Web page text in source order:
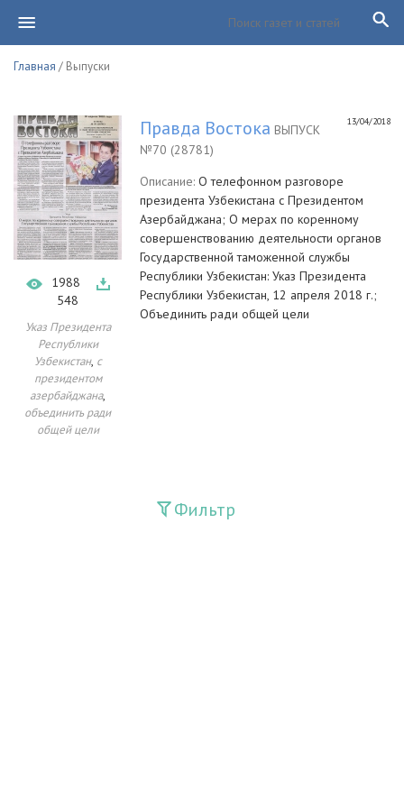
Главная / Выпуски
1988
548
Указ Президента
Республики
Узбекистан, с
президентом
азербайджана,
объединить ради
общей цели
13/04/2018
Правда Востока ВЫПУСК
№70 (28781)
Описание: О телефонном разговоре
президента Узбекистана с Президентом
Азербайджана; О мерах по коренному
совершенствованию деятельности органов
Государственной таможенной службы
Республики Узбекистан: Указ Президента
Республики Узбекистан, 12 апреля 2018 г.;
Объединить ради общей цели
Фильтр